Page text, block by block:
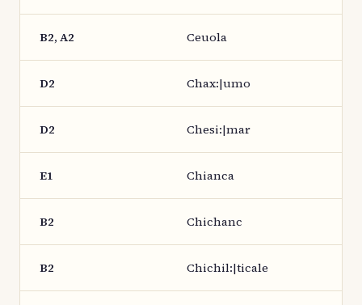
B2, A2 Ceuola
D2 Chax:|umo
D2 Chesi:|mar
E1 Chianca
B2 Chichanc
B2 Chichil:|ticale